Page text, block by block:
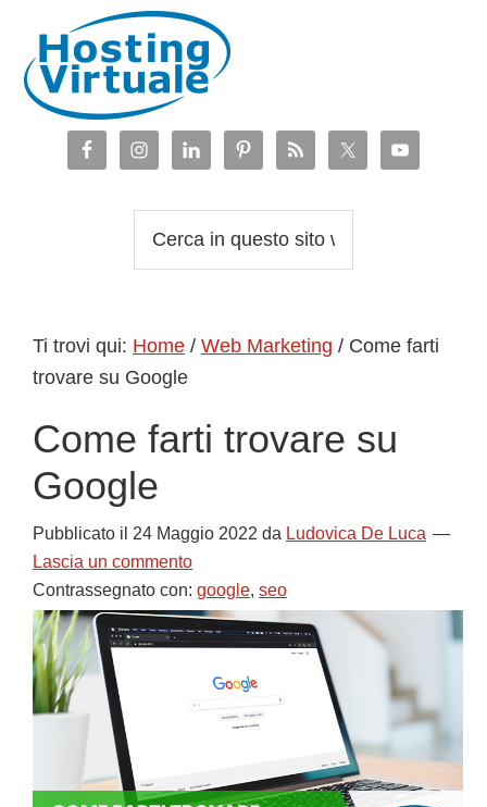
navigazione
primaria
contenuto
principale
barra
laterale
piè
web
Ti trovi qui: Home / Web Marketing / Come farti
trovare su Google
Come farti trovare su
Google
Pubblicato il 24 Maggio 2022 da Ludovica De Luca
Lascia un commento
Contrassegnato con: google, seo